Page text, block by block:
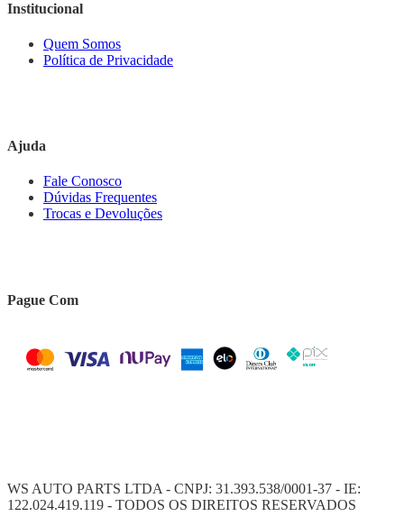
Institucional
Quem Somos
Política de Privacidade
Ajuda
Fale Conosco
Dúvidas Frequentes
Trocas e Devoluções
Pague Com
WS AUTO PARTS LTDA - CNPJ: 31.393.538/0001-37 - IE:
122.024.419.119 - TODOS OS DIREITOS RESERVADOS